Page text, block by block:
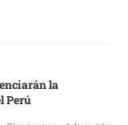
la
Perú